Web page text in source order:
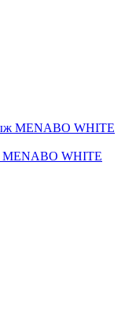
MENABO WHITE